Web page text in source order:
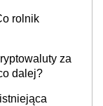
rolnik
za
dalej?